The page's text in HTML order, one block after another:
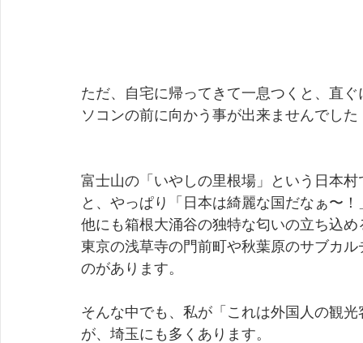
ただ、自宅に帰ってきて一息つくと、直
ソコンの前に向かう事が出来ませんでし
富士山の「いやしの里根場」という日本
と、やっぱり「日本は綺麗な国だなぁ〜
他にも箱根大涌谷の独特な匂いの立ち込
東京の浅草寺の門前町や秋葉原のサブカ
のがあります。
そんな中でも、私が「これは外国人の観
が、埼玉にも多くあります。